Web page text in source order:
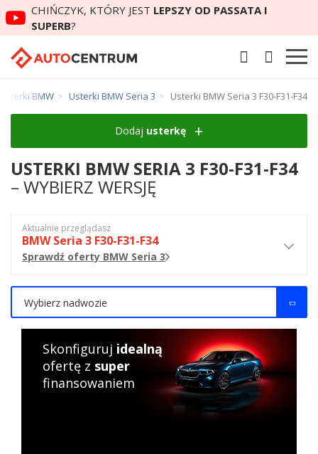
CHIŃCZYK, KTÓRY JEST LEPSZY OD PASSATA I
SUPERB?
Usterki BMW Usterki BMW Seria 3 Usterki BMW Seria 3 F30-F31-F34
Dodaj usterkę
USTERKI BMW SERIA 3 F30-F31-F34
– WYBIERZ WERSJĘ
Aktualnie przeglądasz
BMW Seria 3 F30-F31-F34
Sprawdź oferty BMW Seria 3
Wybierz nadwozie
Skonfiguruj idealną
ofertę z super
finansowaniem